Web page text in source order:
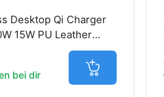
Desktop Qi Charger
15W PU Leather
bei dir Jetzt in den